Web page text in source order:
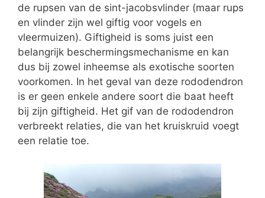
de rupsen van de sint-jacobsvlinder (maar rups
en vlinder zijn wel giftig voor vogels en
vleermuizen). Giftigheid is soms juist een
belangrijk beschermingsmechanisme en kan
dus bij zowel inheemse als exotische soorten
voorkomen. In het geval van deze rododendron
is er geen enkele andere soort die baat heeft
bij zijn giftigheid. Het gif van de rododendron
verbreekt relaties, die van het kruiskruid voegt
een relatie toe.